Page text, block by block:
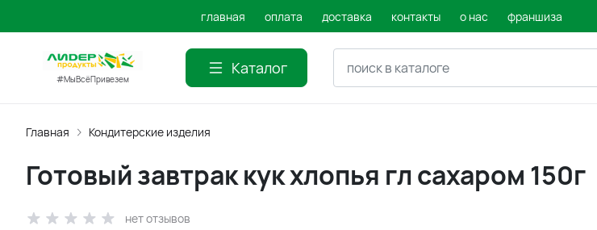
главная оплата доставка контакты о нас франшиза
#МыВсёПривезем
Каталог
Главная Кондитерские изделия
Готовый завтрак кук хлопья гл сахаром 150г
нет отзывов